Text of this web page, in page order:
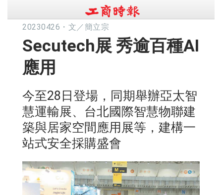
20230426 ・ 文／簡立宗
Secutech展 秀逾百種AI
應用
今至28日登場，同期舉辦亞太智
慧運輸展、台北國際智慧物聯建
築與居家空間應用展等，建構一
站式安全採購盛會